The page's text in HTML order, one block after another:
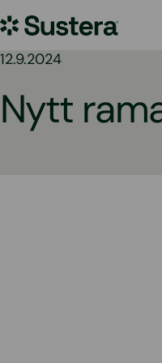
till
Sustera
Sweden
12.9.2024
Nytt